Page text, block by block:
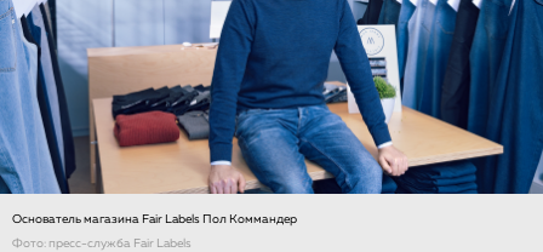
Основатель магазина Fair Labels Пол Коммандер
Фото: пресс-служба Fair Labels